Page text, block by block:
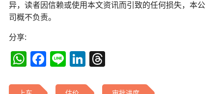
异，读者因信赖或使用本文资讯而引致的任何损失，本公
司概不负责。
分享:
WhatsApp
Facebook
LineLinkedIn